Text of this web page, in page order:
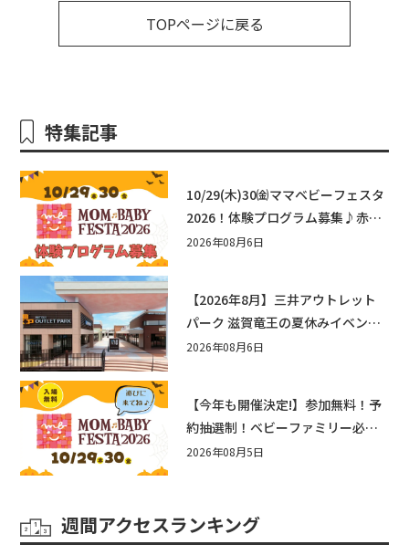
TOPページに戻る
特集記事
10/29(木)30㈮ママベビーフェスタ
2026！体験プログラム募集♪赤ち
ゃん向けイベントに出演しません
2026年08月6日
【2026年8月】三井アウトレット
パーク 滋賀竜王の夏休みイベント
まとめ！びしょぬれ水あそび・激
2026年08月6日
【今年も開催決定!】参加無料！予
約抽選制！ベビーファミリー必見
☆入場無料☆10/29(木)30(金)ママ
2026年08月5日
週間アクセスランキング